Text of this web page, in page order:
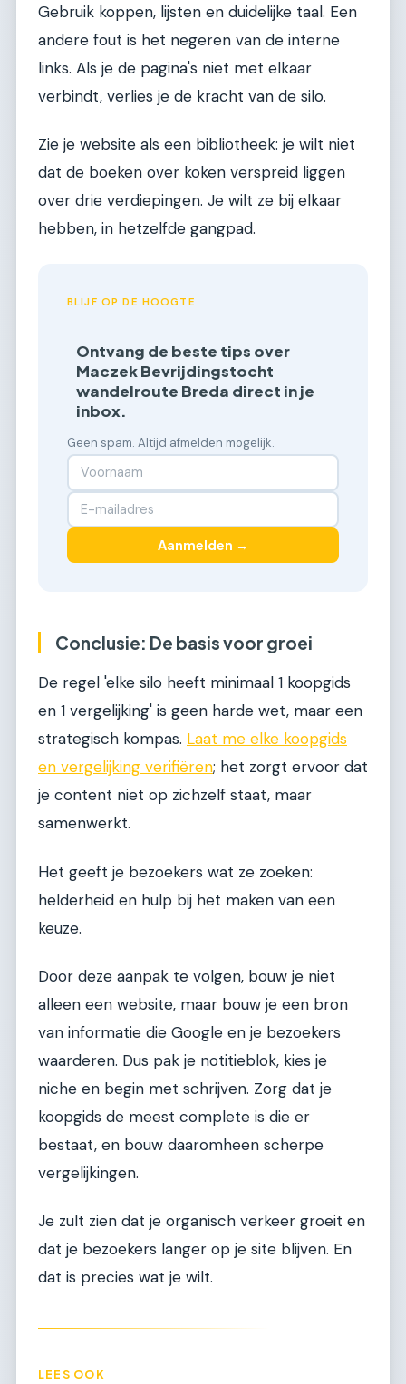
Gebruik koppen, lijsten en duidelijke taal. Een
andere fout is het negeren van de interne
links. Als je de pagina's niet met elkaar
verbindt, verlies je de kracht van de silo.
Zie je website als een bibliotheek: je wilt niet
dat de boeken over koken verspreid liggen
over drie verdiepingen. Je wilt ze bij elkaar
hebben, in hetzelfde gangpad.
BLIJF OP DE HOOGTE
Ontvang de beste tips over
Maczek Bevrijdingstocht
wandelroute Breda direct in je
inbox.
Geen spam. Altijd afmelden mogelijk.
Aanmelden →
Conclusie: De basis voor groei
De regel 'elke silo heeft minimaal 1 koopgids
en 1 vergelijking' is geen harde wet, maar een
strategisch kompas. Laat me elke koopgids
en vergelijking verifiëren; het zorgt ervoor dat
je content niet op zichzelf staat, maar
samenwerkt.
Het geeft je bezoekers wat ze zoeken:
helderheid en hulp bij het maken van een
keuze.
Door deze aanpak te volgen, bouw je niet
alleen een website, maar bouw je een bron
van informatie die Google en je bezoekers
waarderen. Dus pak je notitieblok, kies je
niche en begin met schrijven. Zorg dat je
koopgids de meest complete is die er
bestaat, en bouw daaromheen scherpe
vergelijkingen.
Je zult zien dat je organisch verkeer groeit en
dat je bezoekers langer op je site blijven. En
dat is precies wat je wilt.
LEES OOK